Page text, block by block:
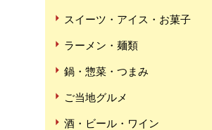
スイーツ・アイス・お菓子
ラーメン・麺類
鍋・惣菜・つまみ
ご当地グルメ
酒・ビール・ワイン